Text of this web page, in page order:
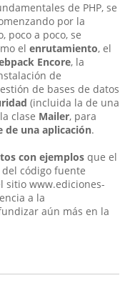
de PHP, se
por la
poco a poco, se
el enrutamiento, el
Encore, la
de
de bases de datos
(incluida la de una
clase Mailer, para
de una aplicación.
con ejemplos que el
código fuente
sitio www.ediciones-
a la
aún más en la